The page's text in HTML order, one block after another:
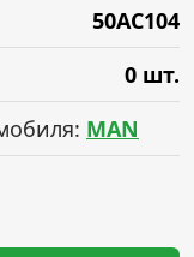
50AC104
0 шт.
MAN